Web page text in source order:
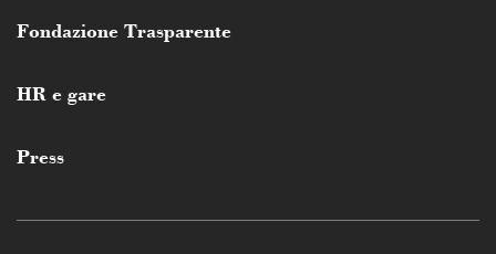
Fondazione Trasparente
HR e gare
Press